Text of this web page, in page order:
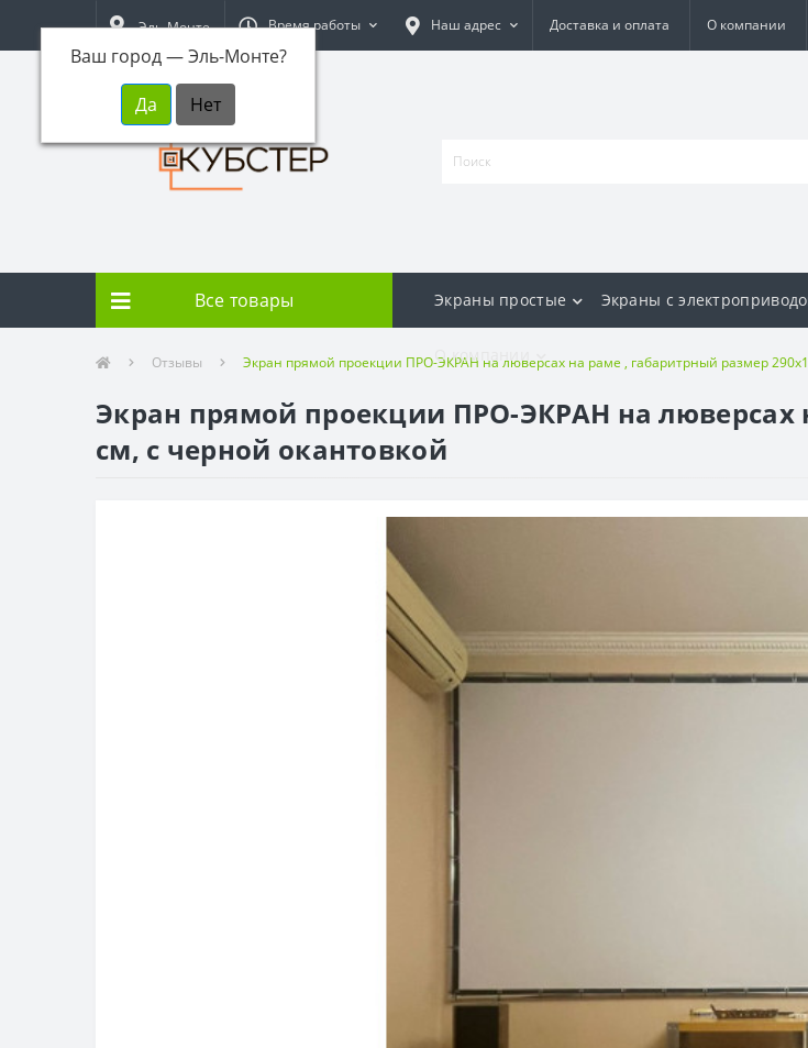
Эль-Монте
Ваш город —Эль-Монте?
Время работы Наш адрес Доставка и оплата О компании
Все товары Экраны простые Экраны с
О компании
Отзывы Экран прямой проекции ПРО-ЭКРАН на люверсах на раме , габаритрный размер
Экран прямой проекции ПРО-ЭКРАН на люверсах
см, с черной окантовкой